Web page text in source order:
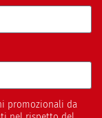
promozionali da